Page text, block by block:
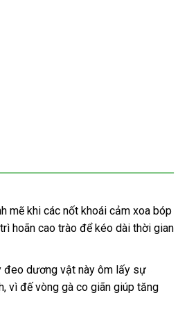
mẽ khi nhận
hàng
các nốt khoái cảm xoa bóp
hoãn cao trào thảo
để kéo dài thời gian
đeo dương vật này ôm lấy sự
nhận
, vì đế vòng gà co giãn giúp tăng